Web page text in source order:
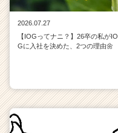
2026.07.27
【IOGってナニ？】26卒の私がIO
Gに入社を決めた、2つの理由🌼